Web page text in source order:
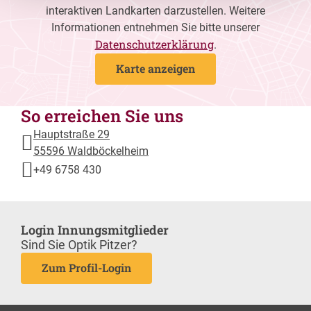
interaktiven Landkarten darzustellen. Weitere
Informationen entnehmen Sie bitte unserer
Datenschutzerklärung.
Karte anzeigen
So erreichen Sie uns
Hauptstraße 29
55596 Waldböckelheim
+49 6758 430
Login Innungsmitglieder
Sind Sie Optik Pitzer?
Zum Profil-Login